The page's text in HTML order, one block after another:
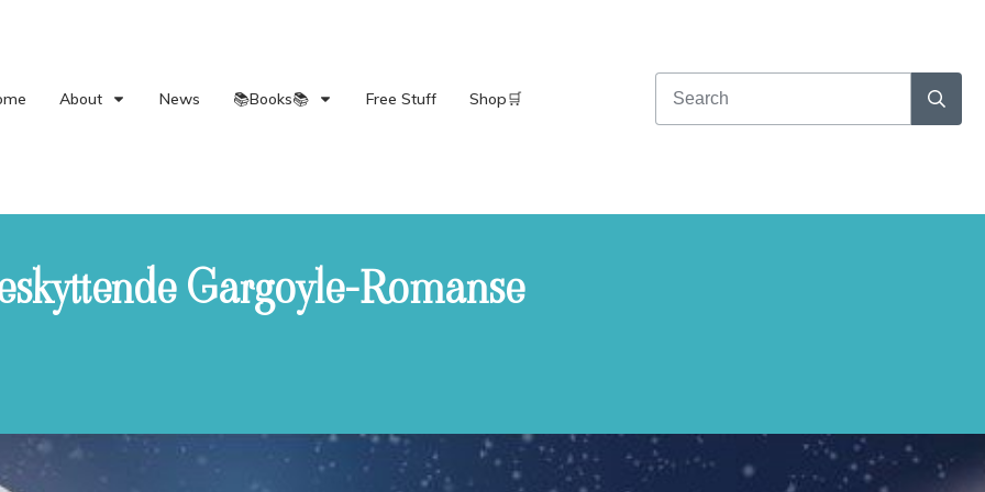
About News 📚Books📚 Free Stuff Shop🛒
Gargoyle-Romanse